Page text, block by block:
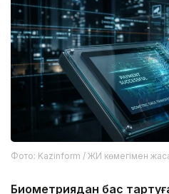
Фото: Kazinform / ЖИ көмегімен
Биометриядан бас